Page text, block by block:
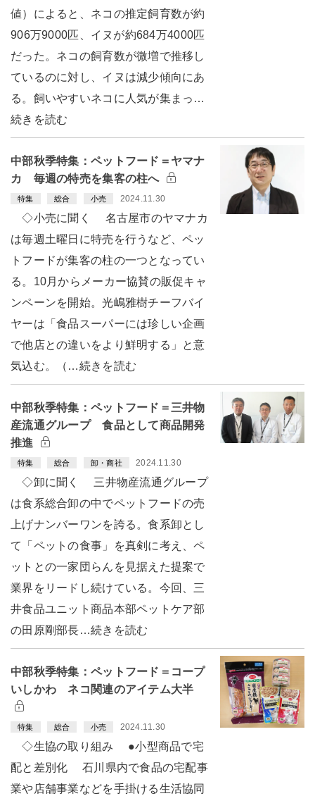
値）によると、ネコの推定飼育数が約
906万9000匹、イヌが約684万4000匹
だった。ネコの飼育数が微増で推移し
ているのに対し、イヌは減少傾向にあ
る。飼いやすいネコに人気が集まっ…
続きを読む
中部秋季特集：ペットフード＝ヤマナ
カ 毎週の特売を集客の柱へ
特集 総合 小売 2024.11.30
◇小売に聞く 名古屋市のヤマナカ
は毎週土曜日に特売を行うなど、ペッ
トフードが集客の柱の一つとなってい
る。10月からメーカー協賛の販促キャ
ンペーンを開始。光嶋雅樹チーフバイ
ヤーは「食品スーパーには珍しい企画
で他店との違いをより鮮明する」と意
気込む。（…続きを読む
中部秋季特集：ペットフード＝三井物
産流通グループ 食品として商品開発
推進
特集 総合 卸・商社 2024.11.30
◇卸に聞く 三井物産流通グループ
は食系総合卸の中でペットフードの売
上げナンバーワンを誇る。食系卸とし
て「ペットの食事」を真剣に考え、ペ
ットとの一家団らんを見据えた提案で
業界をリードし続けている。今回、三
井食品ユニット商品本部ペットケア部
の田原剛部長…続きを読む
中部秋季特集：ペットフード＝コープ
いしかわ ネコ関連のアイテム大半
特集 総合 小売 2024.11.30
◇生協の取り組み ●小型商品で宅
配と差別化 石川県内で食品の宅配事
業や店舗事業などを手掛ける生活協同